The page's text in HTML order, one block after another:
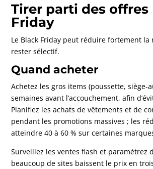
Tirer parti des offres
Friday
Le Black Friday peut réduire fortement
rester sélectif.
Quand acheter
Achetez les gros items (poussette, siège-
semaines avant l’accouchement, afin
Planifiez les achats de vêtements et de
pendant les promotions massives ; les
atteindre 40 à 60 % sur certaines
Surveillez les ventes flash et paramétrez
beaucoup de sites baissent le prix en